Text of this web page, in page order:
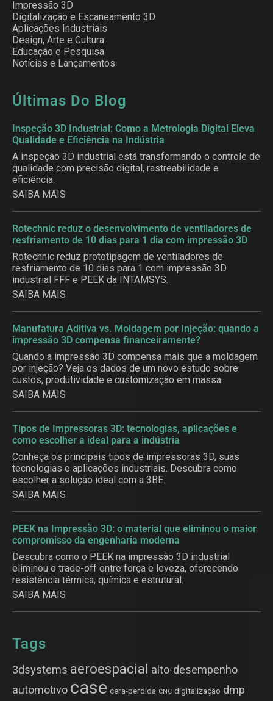
Impressão 3D
Digitalização e Escaneamento 3D
Aplicações Industriais
Design, Arte e Cultura
Educação e Pesquisa
Notícias e Lançamentos
Últimas Do Blog
Inspeção 3D Industrial: Como a Metrologia Digital Eleva
Qualidade e Eficiência na Indústria
A inspeção 3D industrial está transformando o controle de
qualidade com precisão digital, rastreabilidade e
eficiência.
SAIBA MAIS
Rotechnic reduz o desenvolvimento de ventiladores de
resfriamento de 10 dias para 1 dia com impressão 3D
Rotechnic reduz prototipagem de ventiladores de
resfriamento de 10 dias para 1 com impressão 3D
industrial FFF e PEEK da INTAMSYS.
SAIBA MAIS
Manufatura Aditiva vs. Moldagem por Injeção: quando a
impressão 3D compensa financeiramente?
Quando a impressão 3D compensa mais que a moldagem
por injeção? Veja os dados de um novo estudo sobre
custos, produtividade e customização em massa.
SAIBA MAIS
Tipos de Impressoras 3D: tecnologias, aplicações e
como escolher a ideal para a indústria
Conheça os principais tipos de impressoras 3D, suas
tecnologias e aplicações industriais. Descubra como
escolher a solução ideal com a 3BE.
SAIBA MAIS
PEEK na Impressão 3D: o material que eliminou o maior
compromisso da engenharia moderna
Descubra como o PEEK na impressão 3D industrial
eliminou o trade-off entre força e leveza, oferecendo
resistência térmica, química e estrutural.
SAIBA MAIS
Tags
3dsystems aeroespacial alto-desempenho
automotivo case cera-perdida CNC digitalização dmp